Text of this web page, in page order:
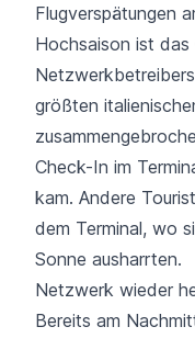
Flugverspätungen
Hochsaison ist
größten
Check-In im
kam. Andere
dem Terminal, wo
Sonne ausharrten.
Netzwerk wieder
Bereits am